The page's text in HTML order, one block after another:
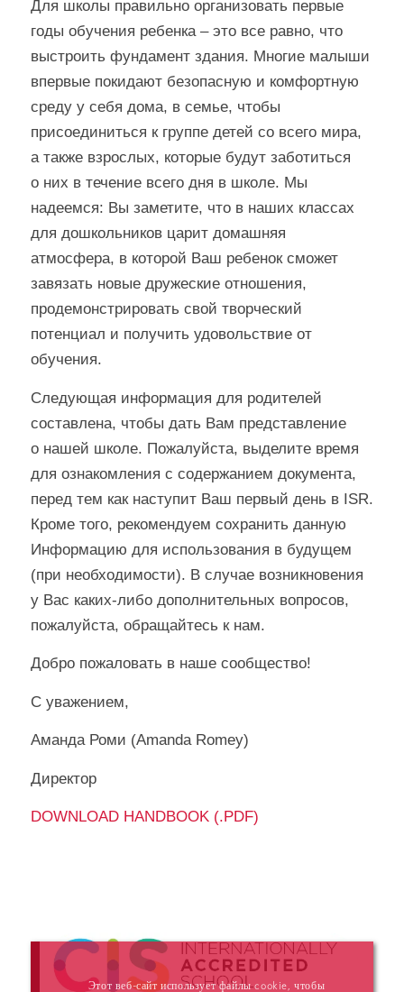
Для школы правильно организовать первые
годы обучения ребенка – это все равно, что
выстроить фундамент здания. Многие малыши
впервые покидают безопасную и комфортную
среду у себя дома, в семье, чтобы
присоединиться к группе детей со всего мира,
а также взрослых, которые будут заботиться
о них в течение всего дня в школе. Мы
надеемся: Вы заметите, что в наших классах
для дошкольников царит домашняя
атмосфера, в которой Ваш ребенок сможет
завязать новые дружеские отношения,
продемонстрировать свой творческий
потенциал и получить удовольствие от
обучения.
Следующая информация для родителей
составлена, чтобы дать Вам представление
о нашей школе. Пожалуйста, выделите время
для ознакомления с содержанием документа,
перед тем как наступит Ваш первый день в ISR.
Кроме того, рекомендуем сохранить данную
Информацию для использования в будущем
(при необходимости). В случае возникновения
у Вас каких-либо дополнительных вопросов,
пожалуйста, обращайтесь к нам.
Добро пожаловать в наше сообщество!
С уважением,
Аманда Роми (Amanda Romey)
Директор
DOWNLOAD HANDBOOK (.PDF)
Этот веб-сайт использует файлы cookie, чтобы